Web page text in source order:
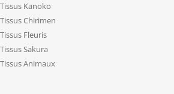
Tissus Kanoko
Tissus Chirimen
Tissus Fleuris
Tissus Sakura
Tissus Animaux